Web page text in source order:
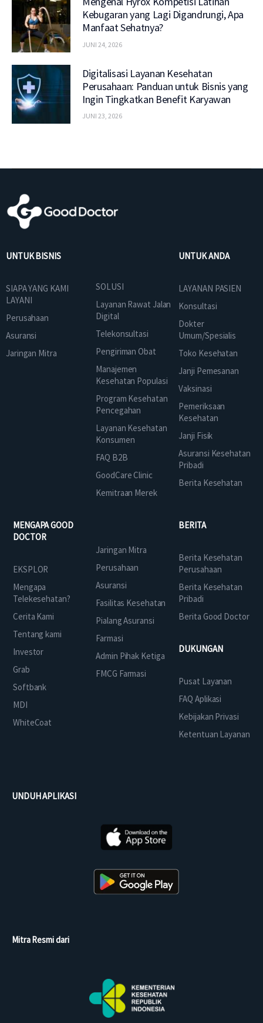
Kebugaran yang Lagi Digandrungi, Apa
Manfaat Sehatnya?
JUNI 24, 2026
Digitalisasi Layanan Kesehatan
Perusahaan: Panduan untuk Bisnis yang
Ingin Tingkatkan Benefit Karyawan
JUNI 23, 2026
UNTUK BISNIS
SIAPA YANG KAMI
LAYANI
Perusahaan
Asuransi
Jaringan Mitra
SOLUSI
Layanan Rawat Jalan
Digital
Telekonsultasi
Pengiriman Obat
Manajemen
Kesehatan Populasi
Program Kesehatan
Pencegahan
Layanan Kesehatan
Konsumen
FAQ B2B
GoodCare Clinic
Kemitraan Merek
UNTUK ANDA
LAYANAN PASIEN
Konsultasi
Dokter
Umum/Spesialis
Toko Kesehatan
Janji Pemesanan
Vaksinasi
Pemeriksaan
Kesehatan
Janji Fisik
Asuransi Kesehatan
Pribadi
Berita Kesehatan
MENGAPA GOOD
DOCTOR
EKSPLOR
Mengapa
Telekesehatan?
Cerita Kami
Tentang kami
Investor
Grab
Softbank
MDI
WhiteCoat
Jaringan Mitra
Perusahaan
Asuransi
Fasilitas Kesehatan
Pialang Asuransi
Farmasi
Admin Pihak Ketiga
FMCG Farmasi
BERITA
Berita Kesehatan
Perusahaan
Berita Kesehatan
Pribadi
Berita Good Doctor
DUKUNGAN
Pusat Layanan
FAQ Aplikasi
Kebijakan Privasi
Ketentuan Layanan
UNDUH APLIKASI
Mitra Resmi dari